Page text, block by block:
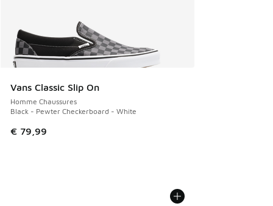
Vans Classic Slip On
Homme Chaussures
Black - Pewter Checkerboard - White
€ 79,99